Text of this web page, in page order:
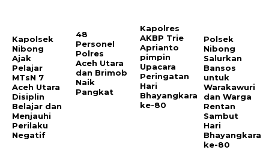
Kapolsek
Nibong
Ajak
Pelajar
MTsN 7
Aceh Utara
Disiplin
Belajar dan
Menjauhi
Perilaku
Negatif
48
Personel
Polres
Aceh Utara
dan Brimob
Naik
Pangkat
Kapolres
AKBP Trie
Aprianto
pimpin
Upacara
Peringatan
Hari
Bhayangkara
ke-80
Polsek
Nibong
Salurkan
Bansos
untuk
Warakawuri
dan Warga
Rentan
Sambut
Hari
Bhayangkara
ke-80